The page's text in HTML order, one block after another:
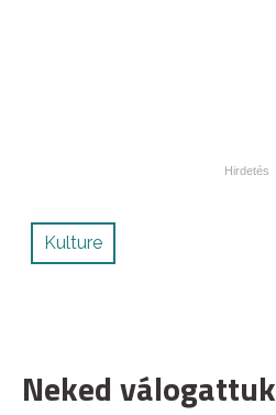
Kulture
Neked válogattuk